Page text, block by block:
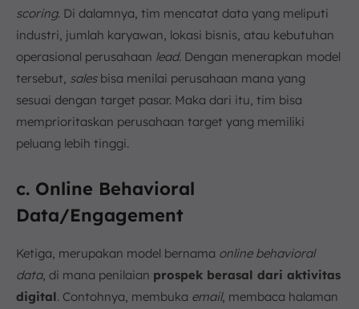
scoring. Di dalamnya, tim mencatat data yang meliputi
industri, jumlah karyawan, lokasi bisnis, atau kebutuhan
operasional perusahaan lead. Dengan menerapkan model
tersebut, sales bisa menilai perusahaan mana yang
sesuai dengan target pasar. Maka dari itu, tim bisa
memprioritaskan perusahaan target yang memiliki
peluang lebih tinggi.
c. Online Behavioral
Data/Engagement
Ketiga, merupakan model bernama online behavioral
data, di mana penilaian prospek berasal dari aktivitas
digital. Contohnya, membuka email, membaca halaman